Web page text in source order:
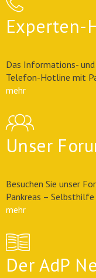
Experten-
Das Informations-
Telefon-Hotline mit
mehr
Unser
Besuchen Sie unser
Pankreas – Selbsthilfe
mehr
Der AdP